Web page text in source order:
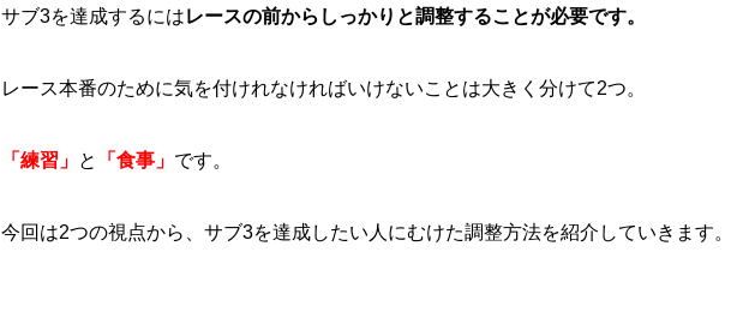
サブ3を達成するにはレースの前からしっかりと調整することが必要です。
レース本番のために気を付けれなければいけないことは大きく分けて2つ。
「練習」 と 「食事」 です。
今回は2つの視点から、サブ3を達成したい人にむけた調整方法を紹介していきます。